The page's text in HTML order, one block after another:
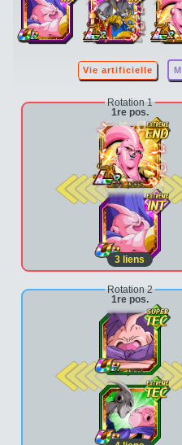
Vie artificielle
Rotation 1
1re pos.
2e pos.
3 liens
Rotation 2
1re pos.
2e pos.